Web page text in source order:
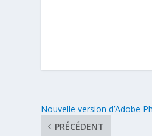
Nouvelle version d’Adobe
PRÉCÉDENT